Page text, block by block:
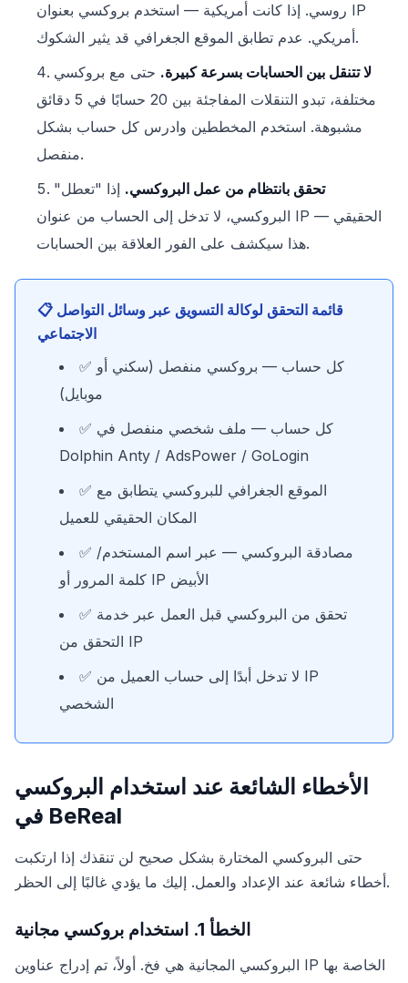
روسي. إذا كانت أمريكية — استخدم بروكسي بعنوان IP
أمريكي. عدم تطابق الموقع الجغرافي قد يثير الشكوك.
لا تتنقل بين الحسابات بسرعة كبيرة. حتى مع بروكسي
مختلفة، تبدو التنقلات المفاجئة بين 20 حسابًا في 5 دقائق
مشبوهة. استخدم المخططين وادرس كل حساب بشكل
منفصل.
تحقق بانتظام من عمل البروكسي. إذا "تعطل"
البروكسي، لا تدخل إلى الحساب من عنوان IP الحقيقي —
هذا سيكشف على الفور العلاقة بين الحسابات.
📋 قائمة التحقق لوكالة التسويق عبر وسائل التواصل
الاجتماعي
✅ كل حساب — بروكسي منفصل (سكني أو
موبايل)
✅ كل حساب — ملف شخصي منفصل في
Dolphin Anty / AdsPower / GoLogin
✅ الموقع الجغرافي للبروكسي يتطابق مع
المكان الحقيقي للعميل
✅ مصادقة البروكسي — عبر اسم المستخدم/
كلمة المرور أو IP الأبيض
✅ تحقق من البروكسي قبل العمل عبر خدمة
التحقق من IP
✅ لا تدخل أبدًا إلى حساب العميل من IP
الشخصي
الأخطاء الشائعة عند استخدام البروكسي
في BeReal
حتى البروكسي المختارة بشكل صحيح لن تنقذك إذا ارتكبت
أخطاء شائعة عند الإعداد والعمل. إليك ما يؤدي غالبًا إلى الحظر.
الخطأ 1. استخدام بروكسي مجانية
البروكسي المجانية هي فخ. أولاً، تم إدراج عناوين IP الخاصة بها